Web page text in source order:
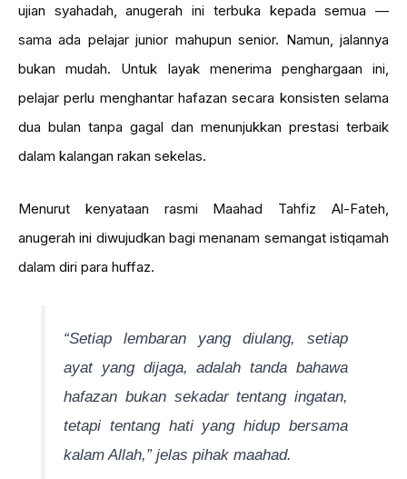
ujian syahadah, anugerah ini terbuka kepada semua —
sama ada pelajar junior mahupun senior. Namun, jalannya
bukan mudah. Untuk layak menerima penghargaan ini,
pelajar perlu menghantar hafazan secara konsisten selama
dua bulan tanpa gagal dan menunjukkan prestasi terbaik
dalam kalangan rakan sekelas.
Menurut kenyataan rasmi Maahad Tahfiz Al-Fateh,
anugerah ini diwujudkan bagi menanam semangat istiqamah
dalam diri para huffaz.
“Setiap lembaran yang diulang, setiap
ayat yang dijaga, adalah tanda bahawa
hafazan bukan sekadar tentang ingatan,
tetapi tentang hati yang hidup bersama
kalam Allah,” jelas pihak maahad.